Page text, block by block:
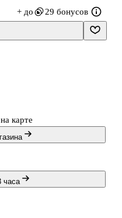
+ до 29 бонусов
на карте
часа